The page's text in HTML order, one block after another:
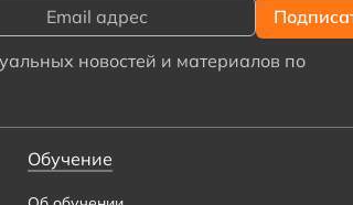
новостей и материалов по
Обучение